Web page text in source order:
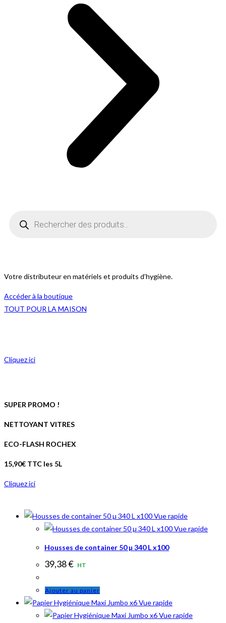
produits
Votre distributeur en matériels et produits d’hygiène.
Accéder à la boutique
TOUT POUR LA MAISON
Cliquez ici
SUPER PROMO !
NETTOYANT VITRES
ECO-FLASH ROCHEX
15,90€ TTC les 5L
Cliquez ici
Vue rapide
Vue rapide
Housses de container 50 µ 340 L x100
39,38€ HT
Ajouter au panier
Vue rapide
Vue rapide